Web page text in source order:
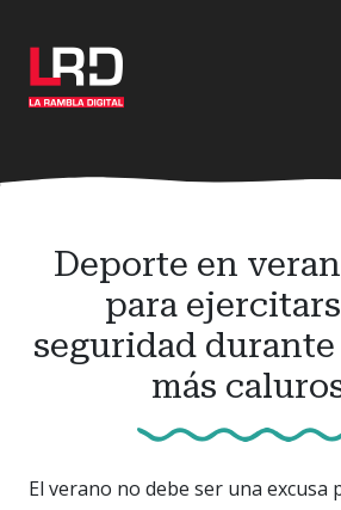
contenido
principal
Deporte en
para
seguridad durante
más
El verano no debe ser una excusa